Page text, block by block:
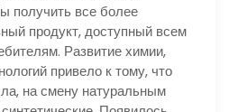
получить все более
продукт, доступный всем
Развитие химии,
привело к тому, что
на смену натуральным